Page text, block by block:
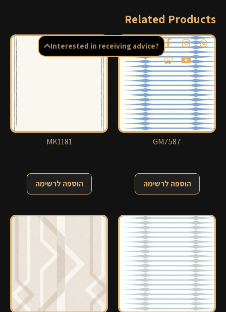
Related Products
MK1181
הוספה לרשימה
GM7587
הוספה לרשימה
Interested in receiving advice?